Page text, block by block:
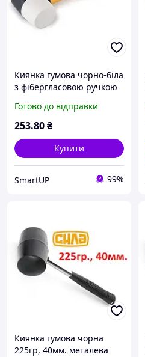
Киянка гумова чорно-біла
з фібергласовою ручкою
Готово до відправки
253.80₴
Купити
SmartUP 99%
Киянка гумова чорна
225гр, 40мм. металева